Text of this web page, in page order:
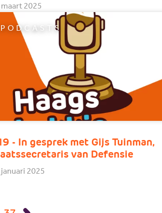
maart 2025
PODCASTS
- In gesprek met Gijs Tuinman,
van Defensie
januari 2025